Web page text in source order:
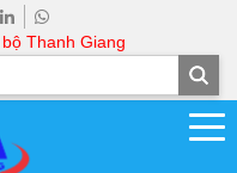
Thanh Giang